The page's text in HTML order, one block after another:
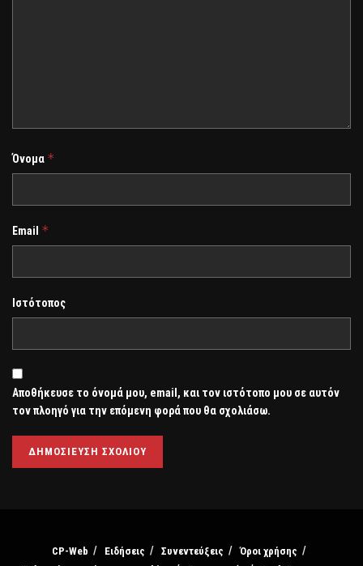
Όνομα *
Email *
Ιστότοπος
Αποθήκευσε το όνομά μου, email, και τον ιστότοπο μου σε αυτόν
τον πλοηγό για την επόμενη φορά που θα σχολιάσω.
CP-Web Ειδήσεις Συνεντεύξεις
Όροι χρήσης